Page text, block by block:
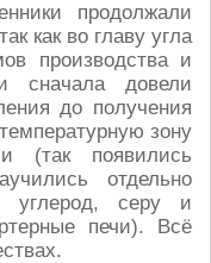
продолжали
как во главу угла
производства и
сначала довели
до получения
зону
(так появились
отдельно
углерод, серу и
печи). Всё